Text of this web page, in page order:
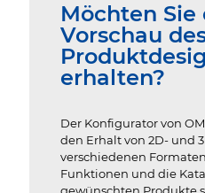
Möchten Sie
Vorschau
erhalten?
Der Konfigurator von
den Erhalt von 2D- und
verschiedenen
Funktionen und die